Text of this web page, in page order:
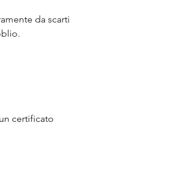
da scarti
certificato